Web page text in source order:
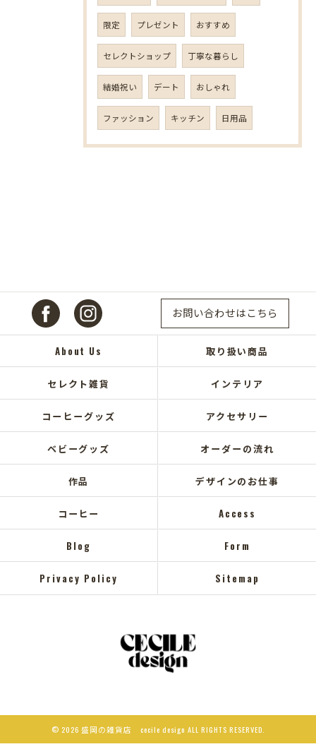
限定 プレゼント おすすめ
セレクトショップ 丁寧な暮らし
結婚祝い デート おしゃれ
ファッション キッチン 日用品
お問い合わせはこちら
About Us 取り扱い商品
セレクト雑貨 インテリア
コーヒーグッズ アクセサリー
ベビーグッズ オーダーの流れ
作品 デザインのお仕事
コーヒー Access
Blog Form
Privacy Policy Sitemap
© 2026 盛岡の雑貨店 cecile design ALL RIGHTS RESERVED.